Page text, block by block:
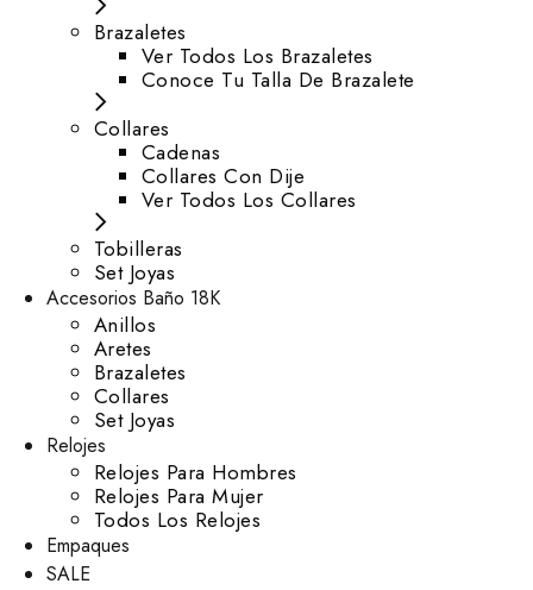
Brazaletes
Ver Todos Los Brazaletes
Conoce Tu Talla De Brazalete
Collares
Cadenas
Collares Con Dije
Ver Todos Los Collares
Tobilleras
Set Joyas
Accesorios Baño 18K
Anillos
Aretes
Brazaletes
Collares
Set Joyas
Relojes
Relojes Para Hombres
Relojes Para Mujer
Todos Los Relojes
Empaques
SALE